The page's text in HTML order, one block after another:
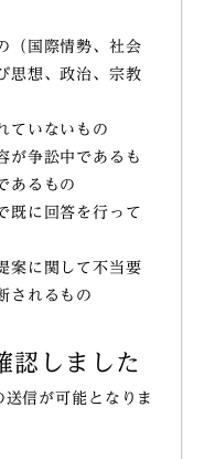
（国際情勢、社会
思想、政治、宗教
ていないもの
が争訟中であるも
あるもの
既に回答を行って
案に関して不当要
されるもの
認しました
信が可能となりま